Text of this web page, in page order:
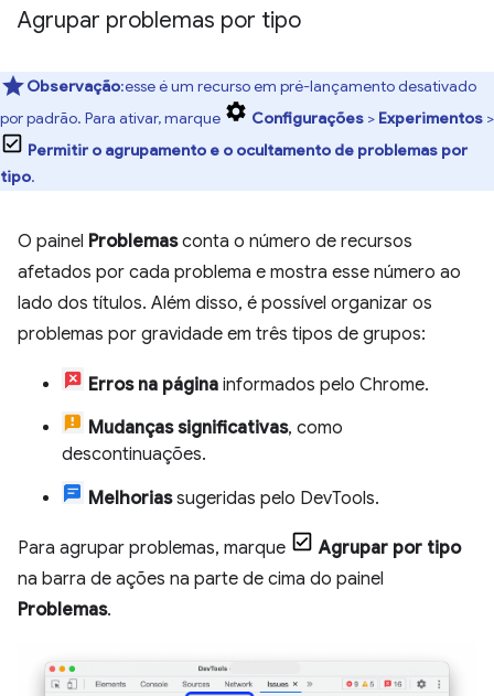
Agrupar problemas por tipo
Observação:esse é um recurso em pré-lançamento desativado
por padrão. Para ativar, marque
Configurações > Experimentos >
Permitir o agrupamento e o ocultamento de problemas por
tipo.
O painel Problemasconta o número de recursos
afetados por cada problema e mostra esse número ao
lado dos títulos. Além disso, é possível organizar os
problemas por gravidade em três tipos de grupos:
Erros na página informados pelo Chrome.
Mudanças significativas, como
descontinuações.
Melhoriassugeridas pelo DevTools.
Para agrupar problemas, marque
Agrupar por tipo
na barra de ações na parte de cima do painel
Problemas.